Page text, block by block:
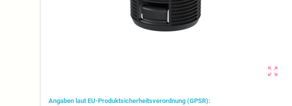
zoom_out_map
Angaben laut EU-Produktsicherheitsverordnung (GPSR):